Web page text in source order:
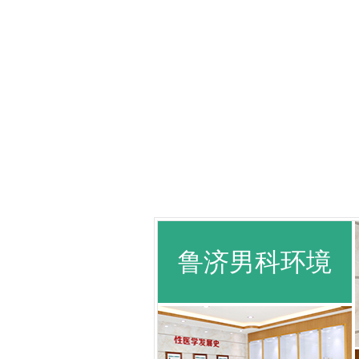
鲁济男科环境